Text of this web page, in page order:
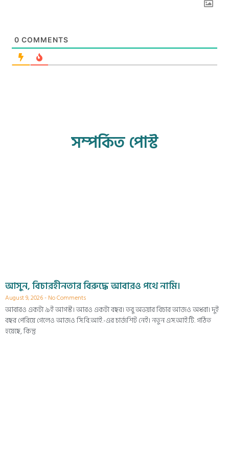
0 COMMENTS
সম্পর্কিত পোস্ট
আসুন, বিচারহীনতার বিরুদ্ধে আবারও পথে নামি।
August 9, 2026 No Comments
আবারও একটা ৯ই আগস্ট। আরও একটা বছর। তবু অভয়ার বিচার আজও অধরা। দুই
বছর পেরিয়ে গেলেও আজও সি.বি.আই.-এর চার্জশিট নেই। নতুন এস.আই.টি. গঠিত
হয়েছে, কিন্তু